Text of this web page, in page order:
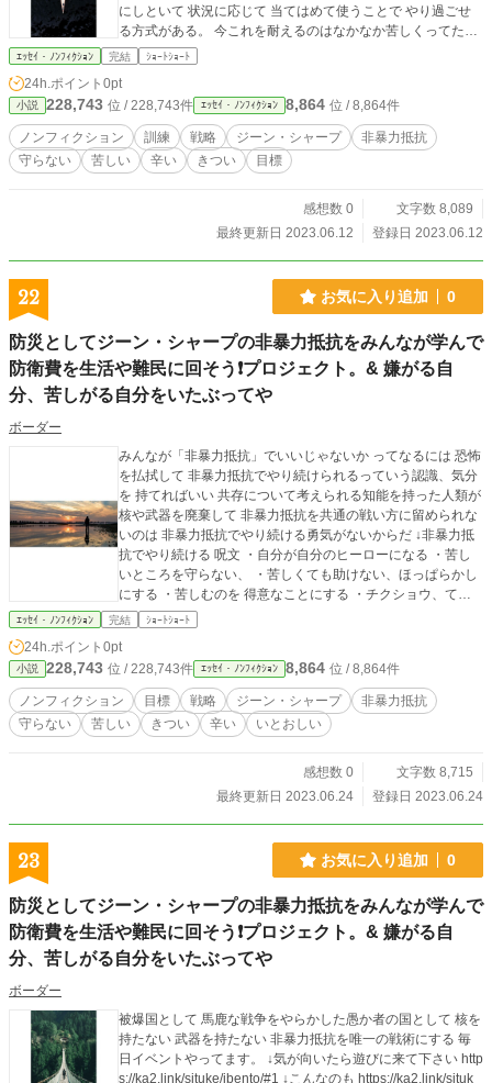
にしといて 状況に応じて 当てはめて使うことで やり過ごせ
る方式がある。 今これを耐えるのはなかなか苦しくってたま
らん ってとき やり過ごす方法を こういう流れでやり過ごす
めて使ってる。 暴力、事故、災害の現場で あれやこれや耐え
るのが なかなか辛くってたまらん ってとき やり過ごす方法
を こういう流れでやり過ごす っていう 一定の流れ、方式に
当てはめる 暴力、事故、災害の現場 という状況に 当てはめ
て使うと ↓こうなる。 あとは任せた 戦略 自分の命 を守らな
・得意なことにする って戦略 ・怒り憎しみを使う https://ka2.
link/situke/betusekai-2/#v いたぶられるのを耐えるのが なか
なか辛くってたまらん ってとき やり過ごす方法を こういう
流れでやり過ごす っていう 一定の流れ、方式に当てはめる
とは任せた 戦略 プライド を守らない、 恥ずかしい を助けな
い、ほっぱらかしにする って決めてみる こういうのを 得意
なことにする 自分が自分のヒーローになる って 目標にして
みる。 そうすることで ・いたぶられてることを、正当化しや
すくする ・いたぶられてることを、納得しやすくする ・なん
でこんな目に ってのを解消しやすくする ・なんか得意な気分
になって こころを自由にしやすくする ・あとは任せた って
気分になって こころを自由にしやすくする ・自分に酔った気
分になって こころを自由にしやすくする 他に 同じ流れ、方
式
ｴｯｾｲ・ﾉﾝﾌｨｸｼｮﾝ 完結 ｼｮｰﾄｼｮｰﾄ
24h.ポイント 0pt
小説 228,743 位 / 228,743件 ｴｯｾｲ・ﾉﾝﾌｨｸｼｮﾝ 8,864 位 / 8,864件
ノンフィクション 訓練 戦略 ジーン・シャープ
非暴力抵抗
守らない
苦しい 辛い きつい 目標
感想数 0
文字数 8,089
最終更新日 2023.06.12
登録日 2023.06.12
22 お気に入り追加 0
防災としてジーン・シャープの非暴力抵抗をみんなが学んで
防衛費を生活や難民に回そう❗プロジェクト。& 嫌がる自
分、苦しがる自分をいたぶってや
ボーダー
みんなが「非暴力抵抗」でいいじゃないか ってなるには 恐怖
を払拭して 非暴力抵抗でやり続けられるっていう認識、気分
を 持てればいい 共存について考えられる知能を持った人類が
核や武器を廃棄して 非暴力抵抗を共通の戦い方に留められな
いのは 非暴力抵抗でやり続ける勇気がないからだ ↓非暴力抵
抗でやり続ける 呪文 ・自分が自分のヒーローになる ・苦し
いところを守らない、 ・苦しくても助けない、ほっぱらかし
にする ・苦しむのを 得意なことにする ・チクショウ、てめ
え、このやろう、って 怒る練習をする ・暴力、格闘技は知ら
瞬 からなにかつかみとろうとする ・死、苦しい、別れ、変化
を特別扱いしない ・それへ 同情、愛情、いたわり を向けて
みる ・死、苦しい、別れ、変化 をいとおしむ、慈しむ、寄り
添う https://ka2.link/situke/betusekai-2/#y. どうして 死、苦し
い、別れ を いやがるんだ、嫌うんだ 死が、苦しいが、別れ
抵抗を唯一の戦術にする 毎日イベントやってます。 ↓気が向
ってきた人類の歴史を ここで断ち切る。 → 非暴力抵抗に移
行して 武器を棄てて 廃棄して 地球との共存に全力を注げ！
ttps://ka2.link/situke/ibento/#1 ↓こんなのも https://ka2.link/situ
ke/ibento-2/#1 毎日イベントやってます。 ↓気が向いたら遊び
に来て下さい https://ka2.link/situke/ibento/#1 ↓こんなのも htt
ps://ka2.link/situke/ibento-2/#1 ↓6/24 のイベント https://faceb
なの https://facebook.com/boodaa.02/videos/992343961895
405/ youtube 作成した動画 再生リスト一覧 https://youtube.co
m/playlist?list=PLPO947_boecAEYIlWiQhqDHBTOHchuYn0
〇社会福祉法人 東京恵明学
ｴｯｾｲ・ﾉﾝﾌｨｸｼｮﾝ 完結 ｼｮｰﾄｼｮｰﾄ
24h.ポイント 0pt
小説 228,743 位 / 228,743件 ｴｯｾｲ・ﾉﾝﾌｨｸｼｮﾝ 8,864 位 / 8,864件
ノンフィクション 目標 戦略 ジーン・シャープ
非暴力抵抗
守らない
苦しい きつい 辛い いとおしい
感想数 0
文字数 8,715
最終更新日 2023.06.24
登録日 2023.06.24
23 お気に入り追加 0
防災としてジーン・シャープの非暴力抵抗をみんなが学んで
防衛費を生活や難民に回そう❗プロジェクト。& 嫌がる自
分、苦しがる自分をいたぶってや
ボーダー
被爆国として 馬鹿な戦争をやらかした愚か者の国として 核を
持たない 武器を持たない 非暴力抵抗を唯一の戦術にする 毎
日イベントやってます。 ↓気が向いたら遊びに来て下さい http
s://ka2.link/situke/ibento/#1 ↓こんなのも https://ka2.link/situk